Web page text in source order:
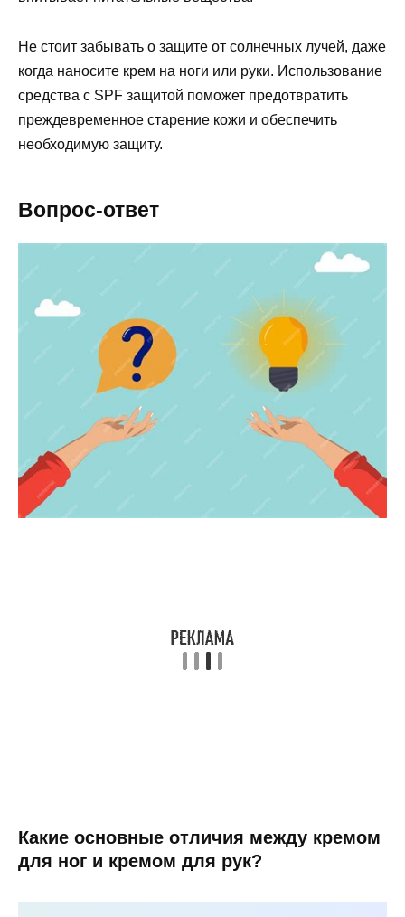
Не стоит забывать о защите от солнечных лучей, даже
когда наносите крем на ноги или руки. Использование
средства с SPF защитой поможет предотвратить
преждевременное старение кожи и обеспечить
необходимую защиту.
Вопрос-ответ
Какие основные отличия между кремом
для ног и кремом для рук?